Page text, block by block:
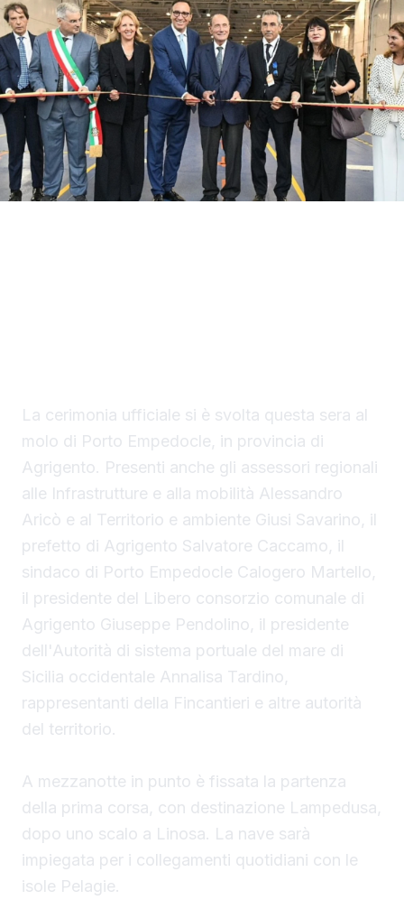
La cerimonia ufficiale si è svolta questa sera al
molo di Porto Empedocle, in provincia di
Agrigento. Presenti anche gli assessori regionali
alle Infrastrutture e alla mobilità Alessandro
Aricò e al Territorio e ambiente Giusi Savarino, il
prefetto di Agrigento Salvatore Caccamo, il
sindaco di Porto Empedocle Calogero Martello,
il presidente del Libero consorzio comunale di
Agrigento Giuseppe Pendolino, il presidente
dell'Autorità di sistema portuale del mare di
Sicilia occidentale Annalisa Tardino,
rappresentanti della Fincantieri e altre autorità
del territorio.
A mezzanotte in punto è fissata la partenza
della prima corsa, con destinazione Lampedusa,
dopo uno scalo a Linosa. La nave sarà
impiegata per i collegamenti quotidiani con le
isole Pelagie.